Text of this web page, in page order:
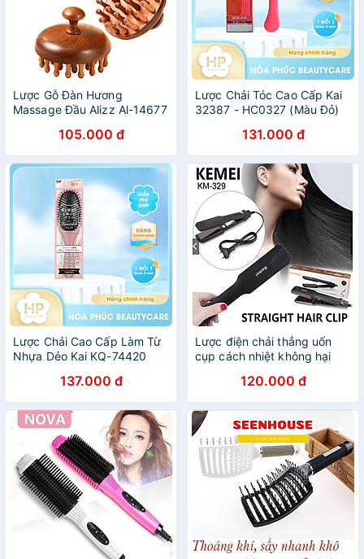
Lược Gỗ Đàn Hương
Massage Đầu Alizz Al-14677
105.000 đ
Lược Chải Tóc Cao Cấp Kai
32387 - HC0327 (Màu Đỏ)
131.000 đ
Lược Chải Cao Cấp Làm Từ
Nhựa Dẻo Kai KQ-74420
137.000 đ
Lược điện chải thẳng uốn
cụp cách nhiệt không hại
120.000 đ